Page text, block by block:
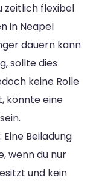
zeitlich flexibel
in Neapel
dauern kann
sollte dies
keine Rolle
könnte eine
Beiladung
wenn du nur
und kein